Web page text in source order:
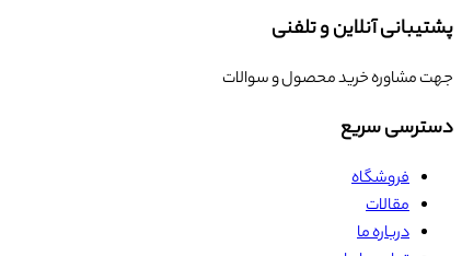
پشتیبانی آنلاین و تلفنی
جهت مشاوره خرید محصول و سوالات
دسترسی سریع
فروشگاه
مقالات
درباره ما